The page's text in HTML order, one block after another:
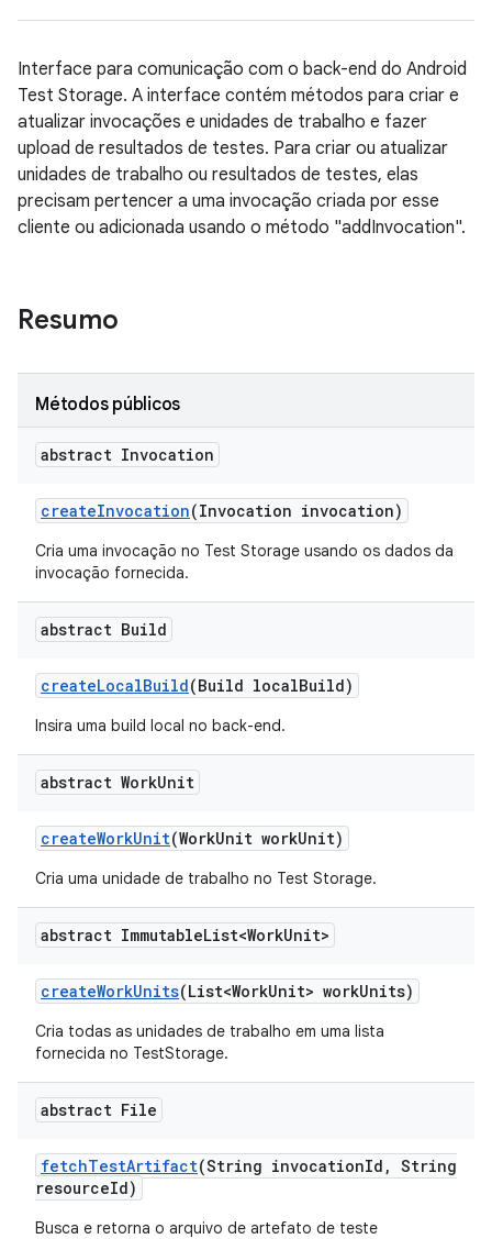
Interface para comunicação com o back-end do Android
Test Storage. A interface contém métodos para criar e
atualizar invocações e unidades de trabalho e fazer
upload de resultados de testes. Para criar ou atualizar
unidades de trabalho ou resultados de testes, elas
precisam pertencer a uma invocação criada por esse
cliente ou adicionada usando o método "addInvocation".
Resumo
Métodos públicos
abstract Invocation
createInvocation(Invocation invocation)
Cria uma invocação no Test Storage usando os dados da
invocação fornecida.
abstract Build
createLocalBuild(Build localBuild)
Insira uma build local no back-end.
abstract WorkUnit
createWorkUnit(WorkUnit workUnit)
Cria uma unidade de trabalho no Test Storage.
abstract ImmutableList<WorkUnit>
createWorkUnits(List<WorkUnit> workUnits)
Cria todas as unidades de trabalho em uma lista
fornecida no TestStorage.
abstract File
fetchTestArtifact(String invocationId , String
resourceId)
Busca e retorna o arquivo de artefato de teste